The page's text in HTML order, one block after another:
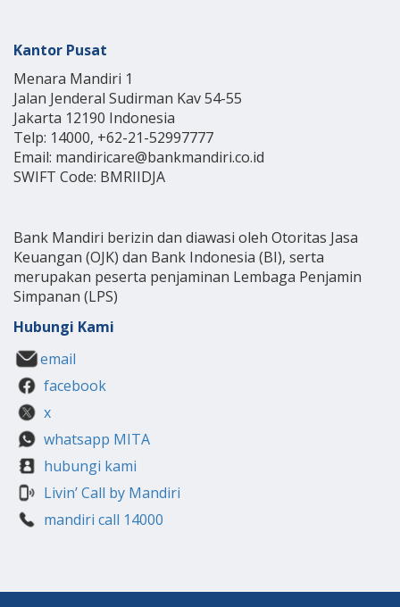
Kantor Pusat
Menara Mandiri 1
Jalan Jenderal Sudirman Kav 54-55
Jakarta 12190 Indonesia
Telp: 14000, +62-21-52997777
Email: mandiricare@bankmandiri.co.id
SWIFT Code: BMRIIDJA
Bank Mandiri berizin dan diawasi oleh Otoritas Jasa
Keuangan (OJK) dan Bank Indonesia (BI), serta
merupakan peserta penjaminan Lembaga Penjamin
Simpanan (LPS)
Hubungi Kami
email
facebook
x
whatsapp MITA
hubungi kami
Livin’ Call by Mandiri
mandiri call 14000